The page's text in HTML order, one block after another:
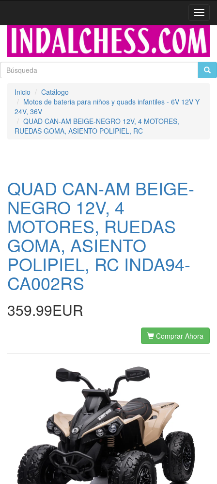
Inicio
Catálogo
Motos de bateria para niños y quads infantiles - 6V 12V Y
24V, 36V
QUAD CAN-AM BEIGE-NEGRO 12V, 4 MOTORES,
RUEDAS GOMA, ASIENTO POLIPIEL, RC
QUAD CAN-AM BEIGE-
NEGRO 12V, 4
MOTORES, RUEDAS
GOMA, ASIENTO
POLIPIEL, RC INDA94-
CA002RS
359.99EUR
Comprar Ahora